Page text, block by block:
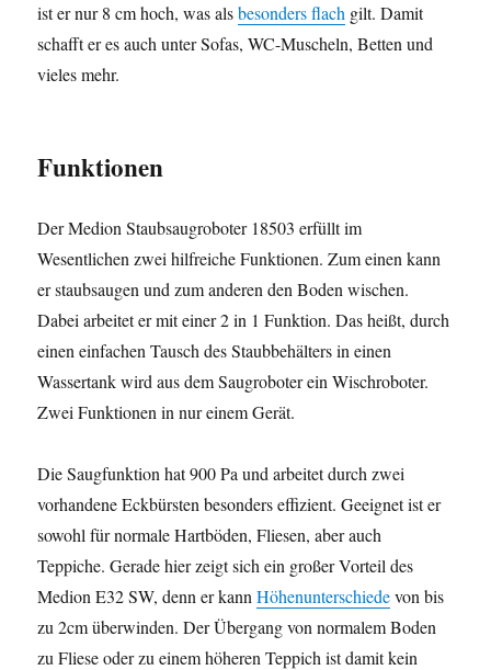
ist er nur 8 cm hoch, was alsbesonders flach gilt. Damit
schafft er es auch unter Sofas, WC-Muscheln, Betten und
vieles mehr.
Funktionen
Der Medion Staubsaugroboter 18503 erfüllt im
Wesentlichen zwei hilfreiche Funktionen. Zum einen kann
er staubsaugen und zum anderen den Boden wischen.
Dabei arbeitet er mit einer 2 in 1 Funktion. Das heißt, durch
einen einfachen Tausch des Staubbehälters in einen
Wassertank wird aus dem Saugroboter ein Wischroboter.
Zwei Funktionen in nur einem Gerät.
Die Saugfunktion hat 900 Pa und arbeitet durch zwei
vorhandene Eckbürsten besonders effizient. Geeignet ist er
sowohl für normale Hartböden, Fliesen, aber auch
Teppiche. Gerade hier zeigt sich ein großer Vorteil des
Medion E32 SW, denn er kannHöhenunterschiedevon bis
zu 2cm überwinden. Der Übergang von normalem Boden
zu Fliese oder zu einem höheren Teppich ist damit kein